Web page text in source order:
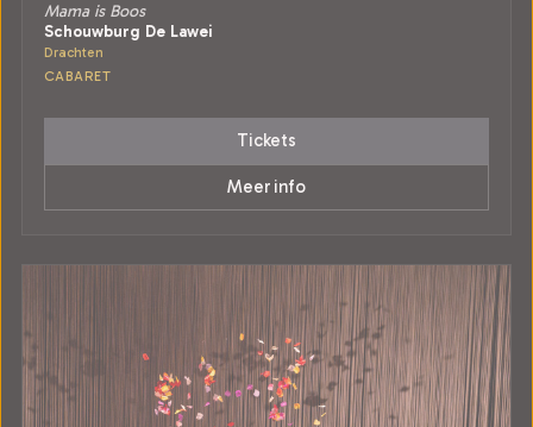
Mama is Boos
Schouwburg De Lawei
Drachten
CABARET
Tickets
Meer info